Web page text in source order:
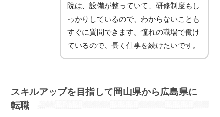
院は、設備が整っていて、研修制度もし
っかりしているので、わからないことも
すぐに質問できます。憧れの職場で働け
ているので、長く仕事を続けたいです。
スキルアップを目指して岡山県から広島県に
転職